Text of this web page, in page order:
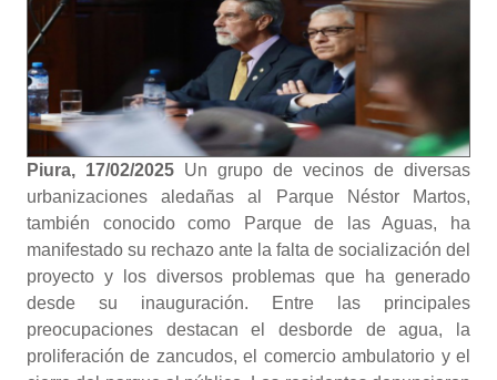
Piura, 17/02/2025 Un grupo de vecinos de diversas
urbanizaciones aledañas al Parque Néstor Martos,
también conocido como Parque de las Aguas, ha
manifestado su rechazo ante la falta de socialización del
proyecto y los diversos problemas que ha generado
desde su inauguración. Entre las principales
preocupaciones destacan el desborde de agua, la
proliferación de zancudos, el comercio ambulatorio y el